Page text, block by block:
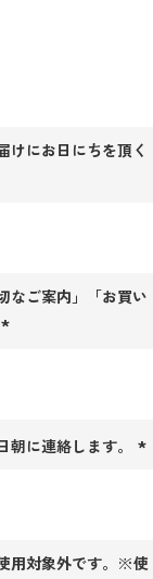
けにお日にちを頂く
なご案内」「お買い
に連絡します。
用対象外です。※使